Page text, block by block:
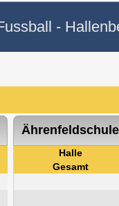
-
Ährenfeldschule
Halle
Gesamt